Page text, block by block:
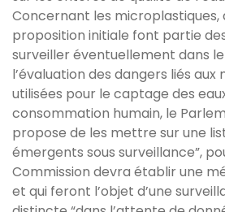
Concernant les microplastiques,
proposition initiale font partie
surveiller éventuellement dans
l’évaluation des dangers liés aux
utilisées pour le captage des
consommation humain, le
propose de les mettre sur une
émergents sous surveillance”,
Commission devra établir une
et qui feront l’objet d’une